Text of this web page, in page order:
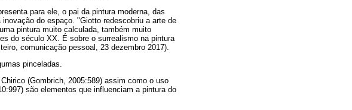
para ele, o pai da pintura moderna, das
do espaço. "Giotto redescobriu a arte de
pintura muito calculada, também muito
do século XX. É sobre o surrealismo na pintura
comunicação pessoal, 23 dezembro 2017).
pinceladas.
(Gombrich, 2005:589) assim como o uso
são elementos que influenciam a pintura do